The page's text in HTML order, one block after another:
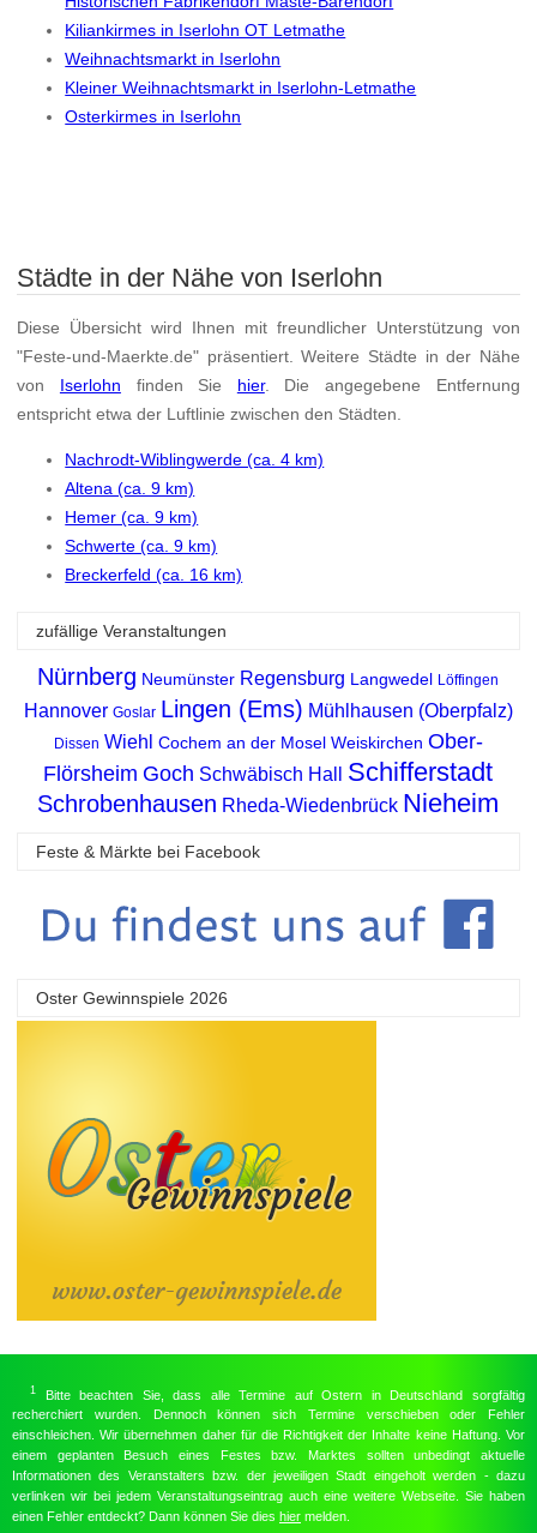
Kiliankirmes in Iserlohn OT Letmathe
Weihnachtsmarkt in Iserlohn
Kleiner Weihnachtsmarkt in Iserlohn-Letmathe
Osterkirmes in Iserlohn
Städte in der Nähe von Iserlohn
Diese Übersicht wird Ihnen mit freundlicher Unterstützung von
"Feste-und-Maerkte.de" präsentiert. Weitere Städte in der Nähe
von Iserlohn finden Sie hier. Die angegebene Entfernung
entspricht etwa der Luftlinie zwischen den Städten.
Nachrodt-Wiblingwerde (ca. 4 km)
Altena (ca. 9 km)
Hemer (ca. 9 km)
Schwerte (ca. 9 km)
Breckerfeld (ca. 16 km)
zufällige Veranstaltungen
Nürnberg Neumünster Regensburg Langwedel Löffingen
Hannover Goslar Lingen (Ems) Mühlhausen (Oberpfalz)
Dissen Wiehl Cochem an der Mosel Weiskirchen Ober-
Flörsheim Goch Schwäbisch Hall Schifferstadt
Schrobenhausen Rheda-Wiedenbrück Nieheim
Feste & Märkte bei Facebook
Oster Gewinnspiele 2026
1
Bitte beachten Sie, dass alle Termine auf Ostern in Deutschland sorgfältig
recherchiert wurden. Dennoch können sich Termine verschieben oder Fehler
einschleichen. Wir übernehmen daher für die Richtigkeit der Inhalte keine Haftung. Vor
einem geplanten Besuch eines Festes bzw. Marktes sollten unbedingt aktuelle
Informationen des Veranstalters bzw. der jeweiligen Stadt eingeholt werden - dazu
verlinken wir bei jedem Veranstaltungseintrag auch eine weitere Webseite. Sie haben
einen Fehler entdeckt? Dann können Sie dies hier melden.